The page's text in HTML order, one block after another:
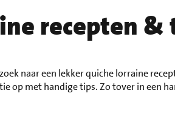
recepten &
naar een lekker quiche lorraine
op met handige tips. Zo tover in een